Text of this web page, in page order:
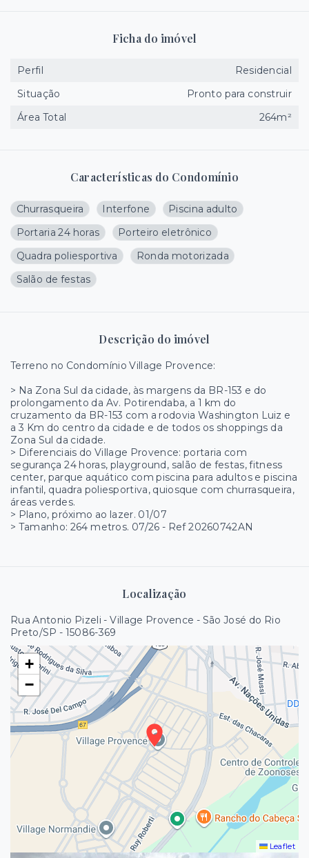
Características do Condomínio
Churrasqueira Interfone
Piscina adulto
Portaria 24 horas
Porteiro eletrônico
Quadra poliesportiva
Ronda motorizada
Salão de festas
Descrição do imóvel
Terreno no Condomínio Village Provence:
> Na Zona Sul da cidade, às margens da BR-153 e do
prolongamento da Av. Potirendaba, a 1 km do
cruzamento da BR-153 com a rodovia Washington Luiz e
a 3 Km do centro da cidade e de todos os shoppings da
Zona Sul da cidade.
> Diferenciais do Village Provence: portaria com
segurança 24 horas, playground, salão de festas, fitness
center, parque aquático com piscina para adultos e piscina
infantil, quadra poliesportiva, quiosque com churrasqueira,
áreas verdes.
> Plano, próximo ao lazer. 01/07
> Tamanho: 264 metros. 07/26 - Ref 20260742AN
Localização
Rua Antonio Pizeli - Village Provence - São José do Rio
Preto/SP - 15086-369
+
−
Leaflet
Ficha do imóvel
Perfil
Residencial
Situação
Pronto para construir
Área Total
264m²